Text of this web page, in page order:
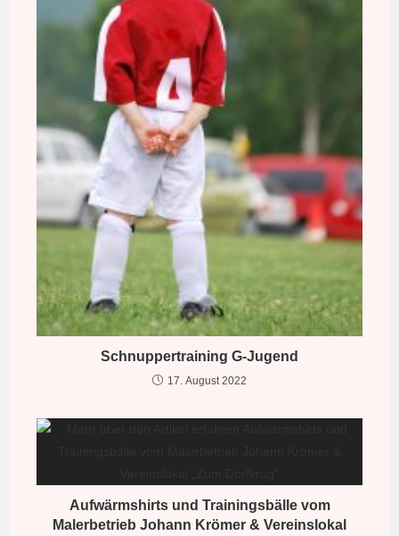
Schnuppertraining G-Jugend
17. August 2022
Aufwärmshirts und Trainingsbälle vom
Malerbetrieb Johann Krömer & Vereinslokal